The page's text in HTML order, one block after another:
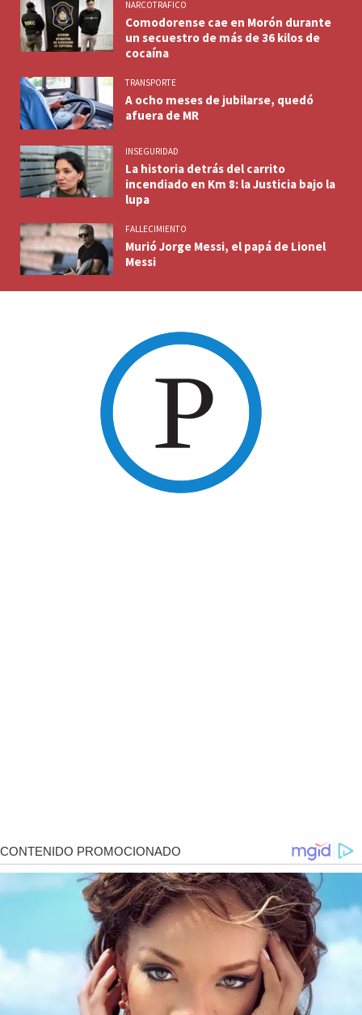
NARCOTRAFICO
Comodorense cae en Morón durante
un secuestro de más de 36 kilos de
cocaína
TRANSPORTE
A ocho meses de jubilarse, quedó
afuera de MR
INSEGURIDAD
La historia detrás del carrito
incendiado en Km 8: la Justicia bajo la
lupa
FALLECIMIENTO
Murió Jorge Messi, el papá de Lionel
Messi